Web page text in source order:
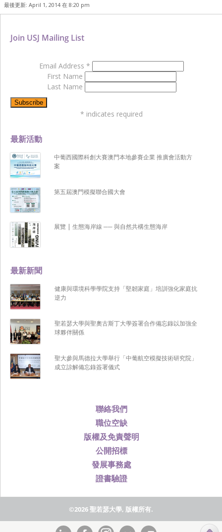
最後更新: April 1, 2014 在 8:20 pm
聯絡我們
職位空缺
版權及免責聲明
公開招標
發展事務處
證書驗證
最新新聞
健康與環境科學學院支持「堅韌家庭」培訓強化家庭抗
逆力
聖若瑟大學與聖奧古斯丁大學簽署合作備忘錄以加強全
球夥伴關係
聖大參與馬德拉大學舉行「中葡航空模擬技術研究院」
成立諒解備忘錄簽署儀式
最新活動
中葡西國際科創大賽澳門本地參賽企業 推廣會活動方
案
第五屆澳門模擬聯合國大會
展覽 | 生態海岸線 ── 與自然共構生態海岸
Join USJ Mailing List
Email Address *
First Name
Last Name
* indicates required
©2026 聖若瑟大學, 版權所有.